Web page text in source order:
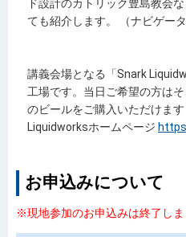
ド設計のカトリック豊島教会
ても紹介します。 （ナビゲータ
講義会場となる「Snark
工場です。当日ご希望の方は
のビールをご購入いただけま
Liquidworksホームページ
お申込みについて
※現地参加のお申込みは終了しま